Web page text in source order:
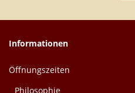
Informationen
Öffnungszeiten
Philosophie